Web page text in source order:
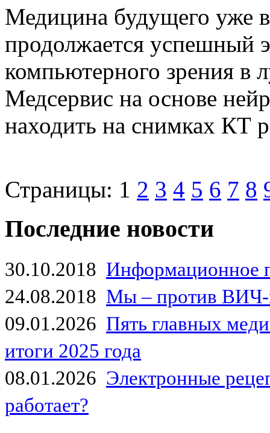
Медицина будущего уже
продолжается успешный
компьютерного зрения в
Медсервис на основе
находить на снимках КТ
Страницы: 1 2 3 4 5 6 7 8
Последние новости
30.10.2018 Информационное
24.08.2018 Мы – против
09.01.2026 Пять главных
итоги 2025 года
08.01.2026 Электронные
работает?